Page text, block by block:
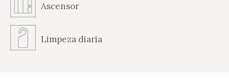
Ascensor
Limpeza diaria